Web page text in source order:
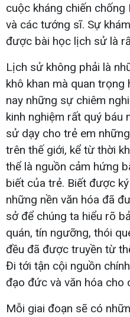
cuộc kháng chiến
và các tướng sĩ. Sự
được bài học lịch sử là
Lịch sử không phải là
khô khan mà quan trọng
nay những sự chiêm
kinh nghiệm rất quý báu
sử dạy cho trẻ em
trên thế giới, kể từ thời
thể là nguồn cảm hứng
biết của trẻ. Biết được
những nền văn hóa đã
sở để chúng ta hiểu rõ
quán, tín ngưỡng, thói
đều đã được truyền từ
Đi tới tận cội nguồn
đạo đức và văn hóa cho
Mỗi giai đoạn sẽ có